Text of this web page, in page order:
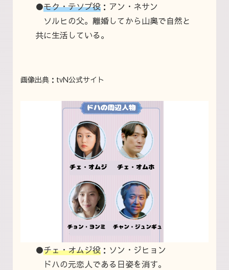
●モク・テソプ役 ：アン・ネサン
ソルヒの父。離婚してから山奥で自然と
共に生活している。
画像出典 ：tvN公式サイト
●チェ・オムジ役 ：ソン・ジヒョン
ドハの元恋人である日姿を消す。